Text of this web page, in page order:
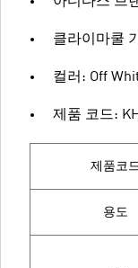
클라이마쿨
컬러: Off
제품 코드:
제품코
용도